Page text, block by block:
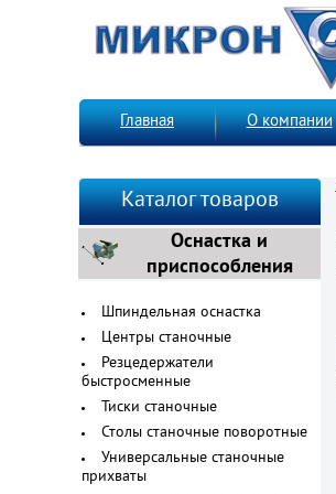
Главная О компании
Каталог товаров
Оснастка и
приспособления
Шпиндельная оснастка
Центры станочные
Резцедержатели
быстросменные
Тиски станочные
Столы станочные поворотные
Универсальные станочные
прихваты